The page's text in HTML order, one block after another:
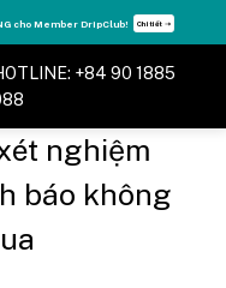
Drip Membership. Xem ngay ➝
+84 90 1885
nghiệm
báo không